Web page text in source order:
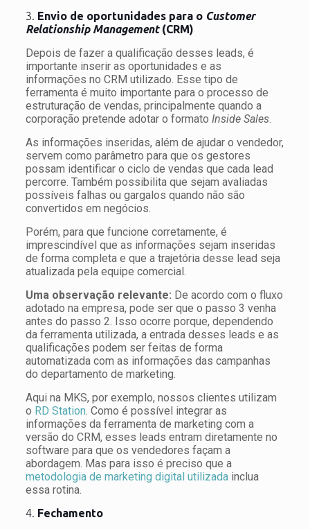
3. Envio de oportunidades para o Customer
Relationship Management(CRM)
Depois de fazer a qualificação desses leads, é
importante inserir as oportunidades e as
informações no CRM utilizado. Esse tipo de
ferramenta é muito importante para o processo de
estruturação de vendas, principalmente quando a
corporação pretende adotar o formato Inside Sales.
As informações inseridas, além de ajudar o vendedor,
servem como parâmetro para que os gestores
possam identificar o ciclo de vendas que cada lead
percorre. Também possibilita que sejam avaliadas
possíveis falhas ou gargalos quando não são
convertidos em negócios.
Porém, para que funcione corretamente, é
imprescindível que as informações sejam inseridas
de forma completa e que a trajetória desse lead seja
atualizada pela equipe comercial.
Uma observação relevante: De acordo com o fluxo
adotado na empresa, pode ser que o passo 3 venha
antes do passo 2. Isso ocorre porque, dependendo
da ferramenta utilizada, a entrada desses leads e as
qualificações podem ser feitas de forma
automatizada com as informações das campanhas
do departamento de marketing.
Aqui na MKS, por exemplo, nossos clientes utilizam
o RD Station . Como é possível integrar as
informações da ferramenta de marketing com a
versão do CRM, esses leads entram diretamente no
software para que os vendedores façam a
abordagem. Mas para isso é preciso que a
metodologia de marketing digital utilizadainclua
essa rotina.
4. Fechamento